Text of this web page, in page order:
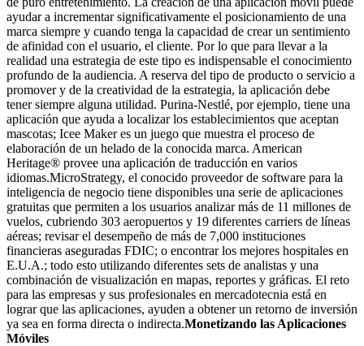
ayudar a incrementar significativamente el posicionamiento de una
marca siempre y cuando tenga la capacidad de crear un sentimiento
de afinidad con el usuario, el cliente. Por lo que para llevar a la
realidad una estrategia de este tipo es indispensable el conocimiento
profundo de la audiencia. A reserva del tipo de producto o servicio a
promover y de la creatividad de la estrategia, la aplicación debe
tener siempre alguna utilidad. Purina-Nestlé, por ejemplo, tiene una
aplicación que ayuda a localizar los establecimientos que aceptan
mascotas; Icee Maker es un juego que muestra el proceso de
elaboración de un helado de la conocida marca. American
Heritage® provee una aplicación de traducción en varios
idiomas.MicroStrategy, el conocido proveedor de software para la
inteligencia de negocio tiene disponibles una serie de aplicaciones
gratuitas que permiten a los usuarios analizar más de 11 millones de
vuelos, cubriendo 303 aeropuertos y 19 diferentes carriers de líneas
aéreas; revisar el desempeño de más de 7,000 instituciones
financieras aseguradas FDIC; o encontrar los mejores hospitales en
E.U.A.; todo esto utilizando diferentes sets de analistas y una
combinación de visualización en mapas, reportes y gráficas. El reto
para las empresas y sus profesionales en mercadotecnia está en
lograr que las aplicaciones, ayuden a obtener un retorno de inversión
ya sea en forma directa o indirecta.Monetizando las Aplicaciones
Móviles